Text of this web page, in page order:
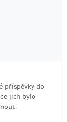
příspěvky do
jich bylo